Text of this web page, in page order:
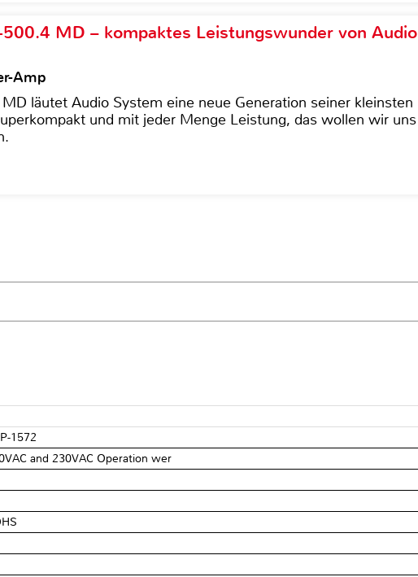
MD – kompaktes Leistungswunder von Audio
Amp
läutet Audio System eine neue Generation seiner kleinsten
und mit jeder Menge Leistung, das wollen wir uns
1572
and 230VAC Operation wer